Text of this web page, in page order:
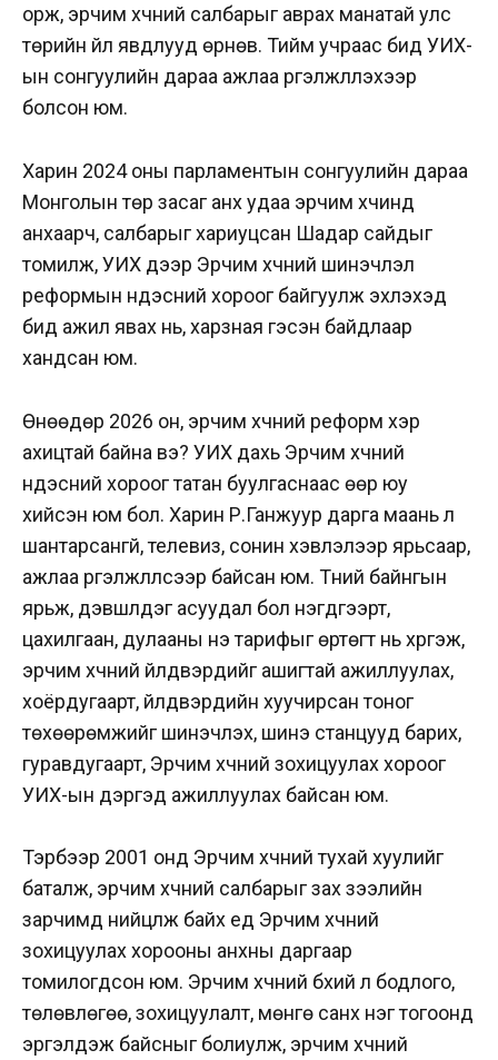
орж, эрчим хүчний салбарыг аврах манатай улс
төрийн үйл явдлууд өрнөв. Тийм учраас бид УИХ-
ын сонгуулийн дараа ажлаа үргэлжлүүлэхээр
болсон юм.
Харин 2024 оны парламентын сонгуулийн дараа
Монголын төр засаг анх удаа эрчим хүчинд
анхаарч, салбарыг хариуцсан Шадар сайдыг
томилж, УИХ дээр Эрчим хүчний шинэчлэл
реформын үндэсний хороог байгуулж эхлэхэд
бид ажил явах нь, харзная гэсэн байдлаар
хандсан юм.
Өнөөдөр 2026 он, эрчим хүчний реформ хэр
ахицтай байна вэ? УИХ дахь Эрчим хүчний
үндэсний хороог татан буулгаснаас өөр юу
хийсэн юм бол. Харин Р.Ганжуур дарга маань л
шантарсангүй, телевиз, сонин хэвлэлээр ярьсаар,
ажлаа үргэлжлүүлсээр байсан юм. Түүний байнгын
ярьж, дэвшүүлдэг асуудал бол нэгдүгээрт,
цахилгаан, дулааны үнэ тарифыг өртөгт нь хүргэж,
эрчим хүчний үйлдвэрүүдийг ашигтай ажиллуулах,
хоёрдугаарт, үйлдвэрүүдийн хуучирсан тоног
төхөөрөмжийг шинэчлэх, шинэ станцууд барих,
гуравдугаарт, Эрчим хүчний зохицуулах хороог
УИХ-ын дэргэд ажиллуулах байсан юм.
Тэрбээр 2001 онд Эрчим хүчний тухай хуулийг
баталж, эрчим хүчний салбарыг зах зээлийн
зарчимд нийцүүлж байх үед Эрчим хүчний
зохицуулах хорооны анхны даргаар
томилогдсон юм. Эрчим хүчний бүхий л бодлого,
төлөвлөгөө, зохицуулалт, мөнгө санхүү нэг тогоонд
эргэлдэж байсныг болиулж, эрчим хүчний